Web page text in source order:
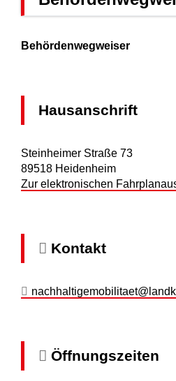
Behördenwegweiser
Hausanschrift
Steinheimer Straße 73
89518 Heidenheim
Zur elektronischen
Kontakt
Öffnungszeiten